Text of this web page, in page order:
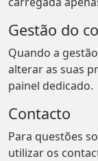
Gestão do
Quando a
alterar as suas
painel dedicado.
Contacto
Para questões
utilizar os